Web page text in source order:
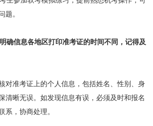
题。
信息各地区打印准考证的时间不同，记得及
准考证上的个人信息，包括姓名、性别、身
清晰无误。如发现信息有误，必须及时和报名
系，协商处理。